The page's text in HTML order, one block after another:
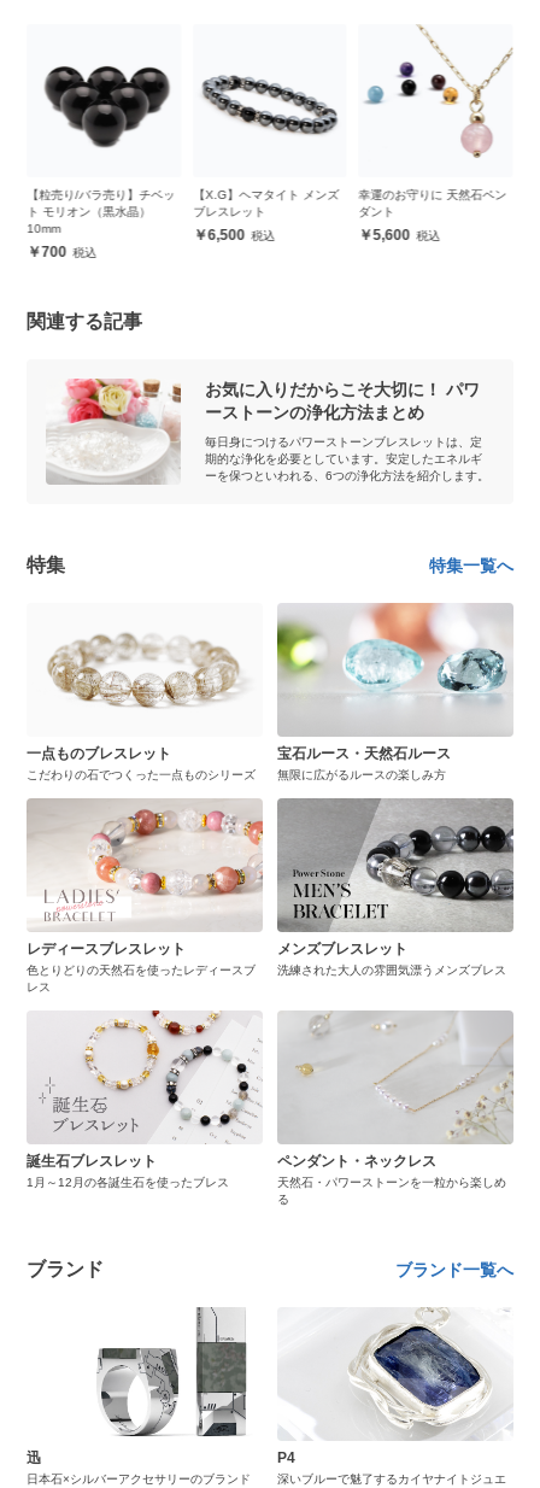
【粒売り/バラ売り】チベッ
ト モリオン（黒水晶）
10mm
700
【X.G】ヘマタイト メンズ
ブレスレット
6,500
幸運のお守りに 天然石ペン
ダント
5,600
関連する記事
お気に入りだからこそ大切に！ パワ
ーストーンの浄化方法まとめ
毎日身につけるパワーストーンブレスレットは、定
期的な浄化を必要としています。安定したエネルギ
ーを保つといわれる、6つの浄化方法を紹介します。
特集 特集一覧へ
一点ものブレスレット
こだわりの石でつくった一点ものシリーズ
宝石ルース・天然石ルース
無限に広がるルースの楽しみ方
レディースブレスレット
色とりどりの天然石を使ったレディースブ
レス
メンズブレスレット
洗練された大人の雰囲気漂うメンズブレス
誕生石ブレスレット
1月～12月の各誕生石を使ったブレス
ペンダント・ネックレス
天然石・パワーストーンを一粒から楽しめ
る
ブランド ブランド一覧へ
迅
日本石×シルバーアクセサリーのブランド
P4
深いブルーで魅了するカイヤナイトジュエ